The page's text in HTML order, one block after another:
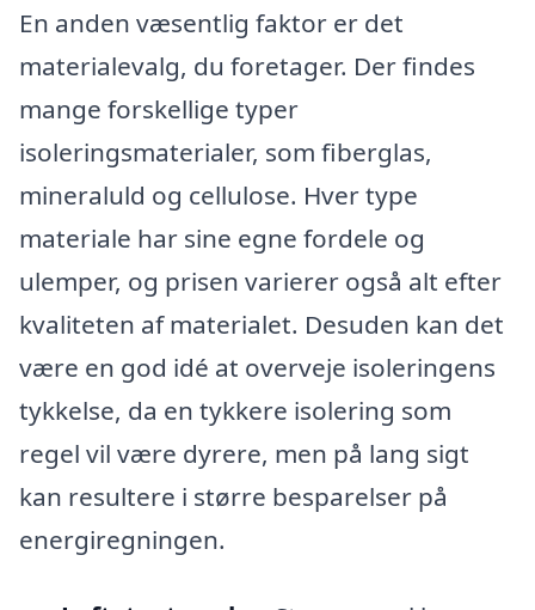
En anden væsentlig faktor er det
materialevalg, du foretager. Der findes
mange forskellige typer
isoleringsmaterialer, som fiberglas,
mineraluld og cellulose. Hver type
materiale har sine egne fordele og
ulemper, og prisen varierer også alt efter
kvaliteten af materialet. Desuden kan det
være en god idé at overveje isoleringens
tykkelse, da en tykkere isolering som
regel vil være dyrere, men på lang sigt
kan resultere i større besparelser på
energiregningen.